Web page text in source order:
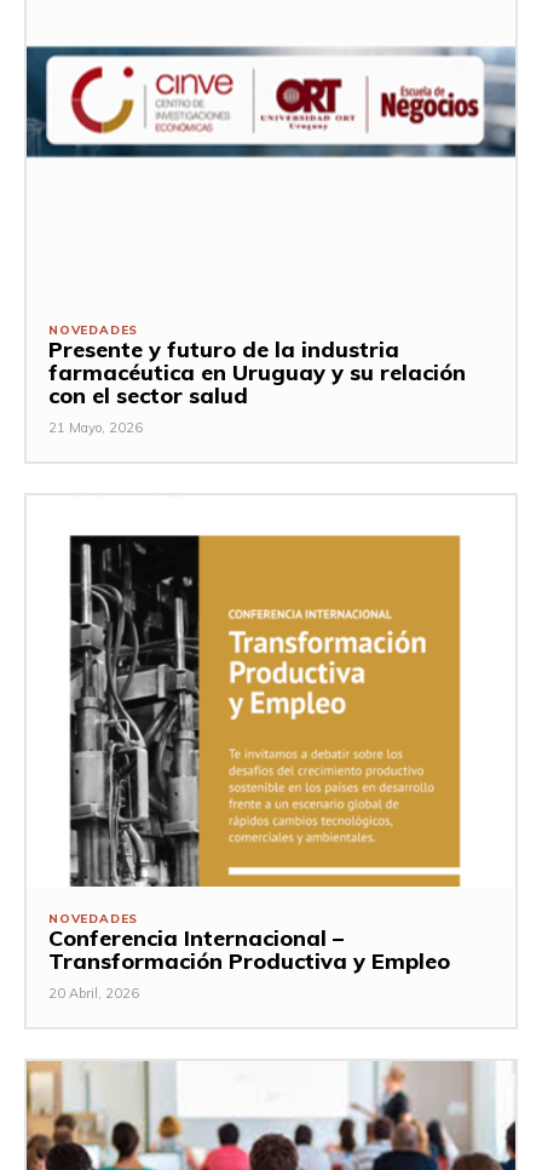
NOVEDADES
Presente y futuro de la industria
farmacéutica en Uruguay y su relación
con el sector salud
21 Mayo, 2026
NOVEDADES
Conferencia Internacional –
Transformación Productiva y Empleo
20 Abril, 2026